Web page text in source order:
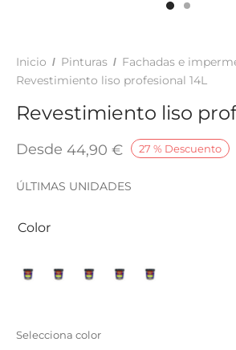
Inicio / Pinturas / Fachadas e
Revestimiento liso profesional 14L
Revestimiento liso
27 % Descuento
Desde 44,90 €
ÚLTIMAS UNIDADES
Color
Selecciona color
TINTES Y MANUALIDADES